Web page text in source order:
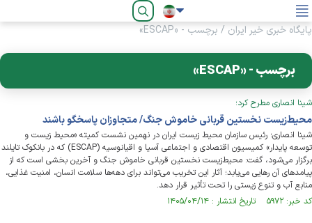
فارسی
پایگاه خبری خیر ایران / برچسب - «ESCAP»
برچسب - «ESCAP»
شینا انصاری مطرح کرد؛
محیط‌زیست نخستین قربانی خاموش جنگ/ متجاوزان پاسخگو باشند
شینا انصاری؛ رئیس سازمان محیط زیست ایران در نهمین نشست کمیته «محیط زیست و
توسعه پایدار» کمیسیون اقتصادی و اجتماعی آسیا و اقیانوسیه (ESCAP) که در بانکوک تایلند
برگزار می‌شود، گفت: محیط‌زیست نخستین قربانی خاموش جنگ و آخرین بخشی است که از
پیامدهای آن رهایی می‌یابد؛ آثار این تخریب می‌تواند برای دهه‌ها سلامت انسان، امنیت غذایی،
منابع آب و تنوع زیستی را تحت تأثیر قرار دهد.
کد خبر: ۵۹۷۲ تاریخ انتشار : ۱۴۰۵/۰۴/۱۴